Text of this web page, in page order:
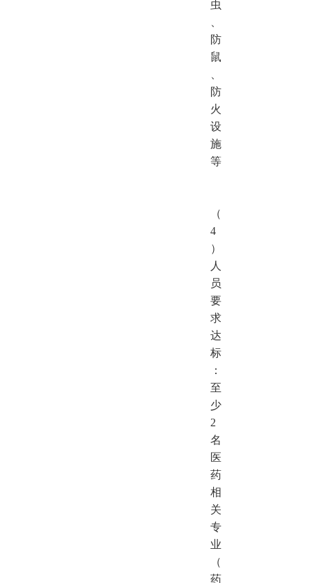
虫
防
鼠
防
火
设
施
等
（
4
）
人
员
要
求
达
标
：
至
少
2
名
医
药
相
关
专
业
（
药